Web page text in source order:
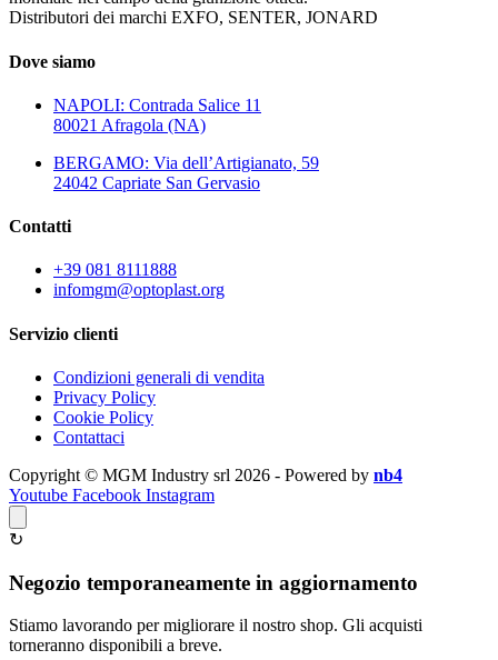
Distributori dei marchi EXFO, SENTER, JONARD
Dove siamo
NAPOLI: Contrada Salice 11
80021 Afragola (NA)
BERGAMO: Via dell’Artigianato, 59
24042 Capriate San Gervasio
Contatti
+39 081 8111888
infomgm@optoplast.org
Servizio clienti
Condizioni generali di vendita
Privacy Policy
Cookie Policy
Contattaci
Copyright © MGM Industry srl 2026 - Powered by nb4
Youtube Facebook Instagram
↻
Negozio temporaneamente in aggiornamento
Stiamo lavorando per migliorare il nostro shop. Gli acquisti
torneranno disponibili a breve.